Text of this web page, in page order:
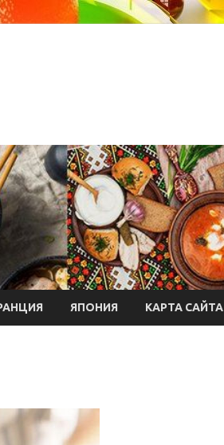
ЯПОНИЯ КАРТА САЙТА